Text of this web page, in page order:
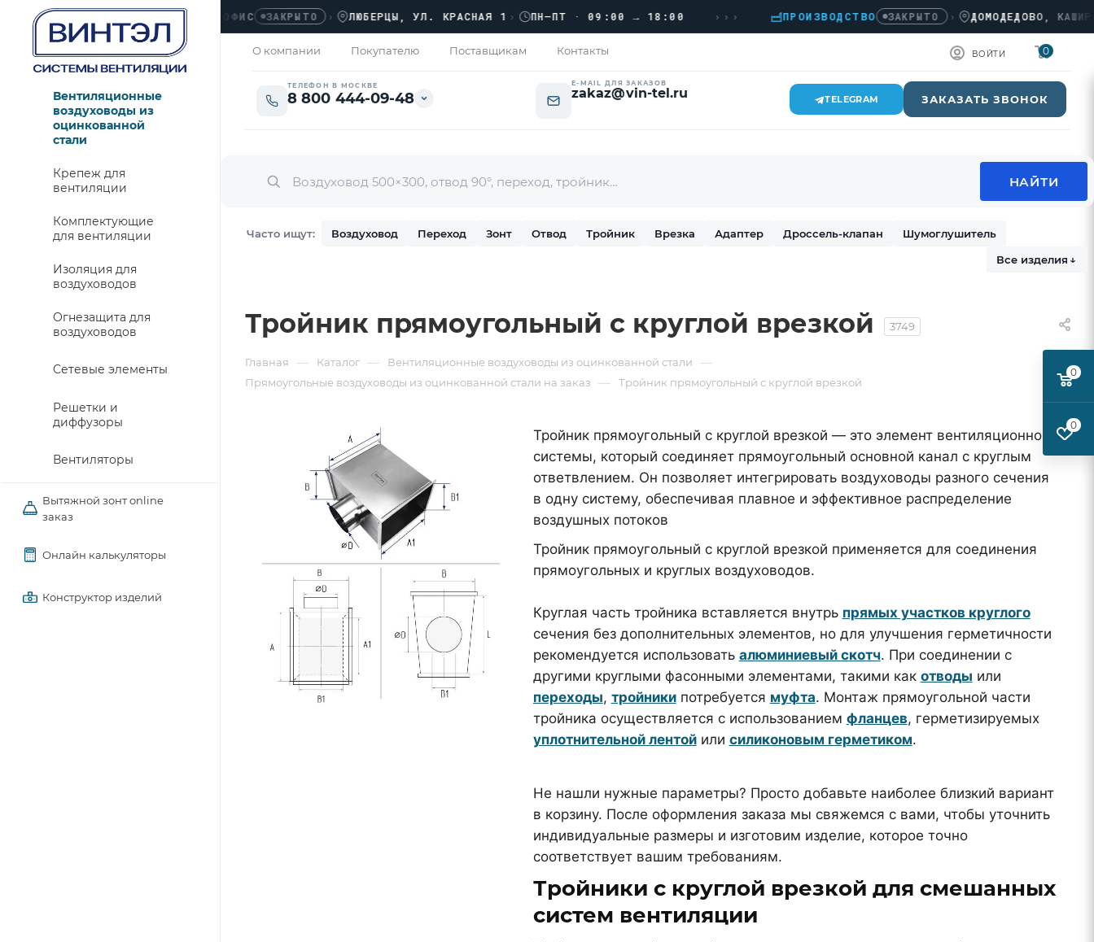
ОФИС ЗАКРЫТО › ЛЮБЕРЦЫ, УЛ. КРАСНАЯ 1› ПН–ПТ · 09:00 → 18:00 ››› ПРОИЗВОДСТВО ЗАКРЫТО › ДОМОДЕДОВО,
О компании Покупателю Поставщикам Контакты ВОЙТИ 0
ТЕЛЕФОН В МОСКВЕ
8 800 444-09-48
E-MAIL ДЛЯ ЗАКАЗОВ
zakaz@vin-tel.ru TELEGRAM ЗАКАЗАТЬ ЗВОНОК
Часто ищут: Воздуховод Переход Зонт Отвод Тройник Врезка Адаптер Дроссель-клапан
Шумоглушитель
Все изделия ↓
Вентиляционные
воздуховоды из
оцинкованной
стали
Крепеж для
вентиляции
Комплектующие
для вентиляции
Изоляция для
воздуховодов
Огнезащита для
воздуховодов
Сетевые элементы
Решетки и
диффузоры
Вентиляторы
Вытяжной зонт online
заказ
Онлайн калькуляторы
Конструктор изделий
Тройник прямоугольный с круглой врезкой 3749
Главная — Каталог — Вентиляционные воздуховоды из оцинкованной стали —
Прямоугольные воздуховоды из оцинкованной стали на заказ — Тройник прямоугольный с круглой врезкой
Тройник прямоугольный с круглой врезкой — это элемент вентиляционной
системы, который соединяет прямоугольный основной канал с круглым
ответвлением. Он позволяет интегрировать воздуховоды разного сечения
в одну систему, обеспечивая плавное и эффективное распределение
воздушных потоков
Тройник прямоугольный с круглой врезкой применяется для соединения
прямоугольных и круглых воздуховодов.
Круглая часть тройника вставляется внутрь прямых участков круглого
сечения без дополнительных элементов, но для улучшения герметичности
рекомендуется использовать алюминиевый скотч. При соединении с
другими круглыми фасонными элементами, такими как отводы или
переходы, тройникипотребуется муфта. Монтаж прямоугольной части
тройника осуществляется с использованием фланцев, герметизируемых
уплотнительной лентойили силиконовым герметиком.
Не нашли нужные параметры? Просто добавьте наиболее близкий вариант
в корзину. После оформления заказа мы свяжемся с вами, чтобы уточнить
индивидуальные размеры и изготовим изделие, которое точно
соответствует вашим требованиям.
Тройники с круглой врезкой для смешанных
систем вентиляции
0
0